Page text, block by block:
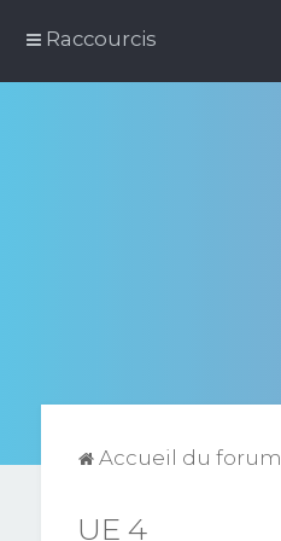
Raccourcis
Accueil du forum
UE 4